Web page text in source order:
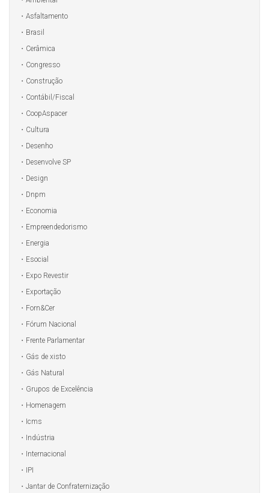
Asfaltamento
Brasil
Cerâmica
Congresso
Construção
Contábil/Fiscal
CoopAspacer
Cultura
Desenho
Desenvolve SP
Design
Dnpm
Economia
Empreendedorismo
Energia
Esocial
Expo Revestir
Exportação
Forn&Cer
Fórum Nacional
Frente Parlamentar
Gás de xisto
Gás Natural
Grupos de Excelência
Homenagem
Icms
Indústria
Internacional
IPI
Jantar de Confraternização